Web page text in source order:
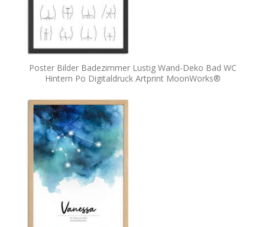
Poster Bilder Badezimmer Lustig Wand-Deko Bad WC
Hintern Po Digitaldruck Artprint MoonWorks®